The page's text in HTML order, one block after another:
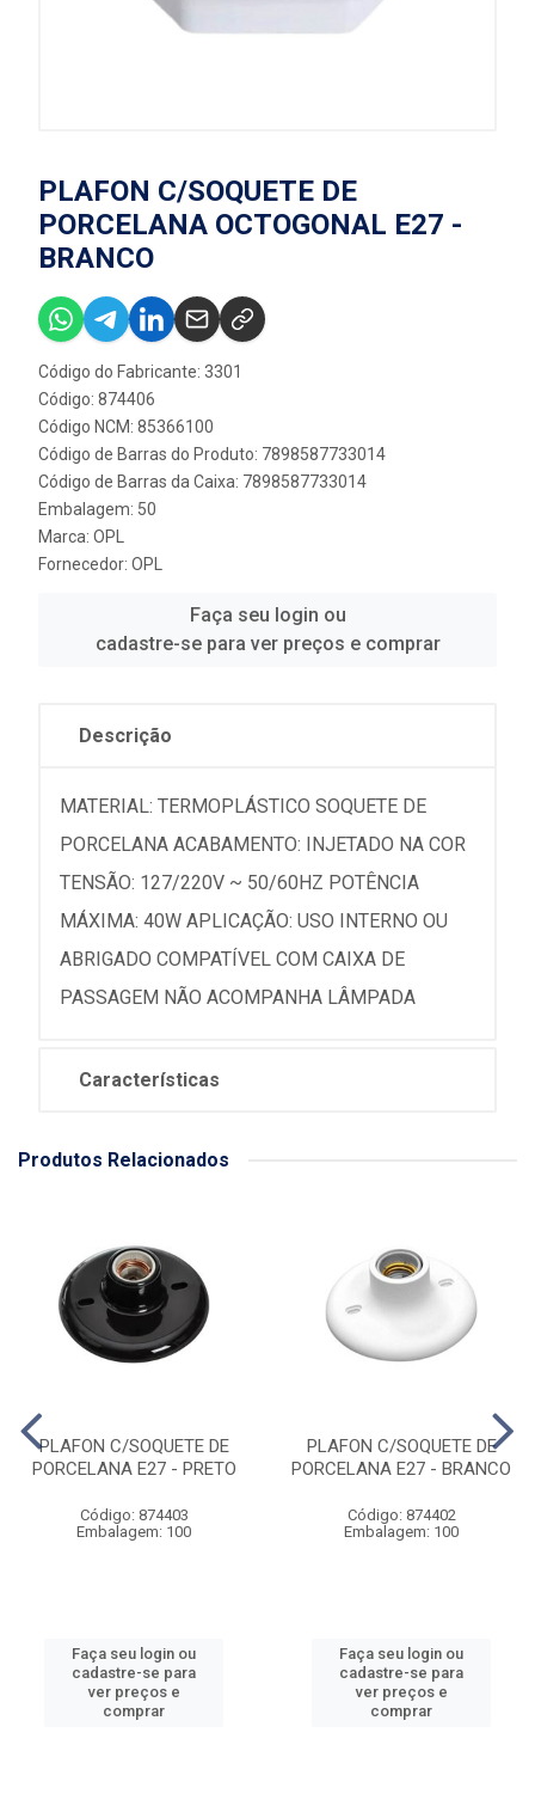
PLAFON C/SOQUETE DE
PORCELANA OCTOGONAL E27 -
BRANCO
Código do Fabricante: 3301
Código: 874406
Código NCM: 85366100
Código de Barras do Produto: 7898587733014
Código de Barras da Caixa: 7898587733014
Embalagem: 50
Marca: OPL
Fornecedor: OPL
Faça seu login ou
cadastre-se para ver preços e comprar
Descrição
MATERIAL: TERMOPLÁSTICO SOQUETE DE
PORCELANA ACABAMENTO: INJETADO NA COR
TENSÃO: 127/220V ~ 50/60HZ POTÊNCIA
MÁXIMA: 40W APLICAÇÃO: USO INTERNO OU
ABRIGADO COMPATÍVEL COM CAIXA DE
PASSAGEM NÃO ACOMPANHA LÂMPADA
Características
Produtos Relacionados
PLAFON C/SOQUETE DE
PORCELANA E27 - PRETO
Código: 874403
Embalagem: 100
Faça seu login ou
cadastre-se para
ver preços e
comprar
PLAFON C/SOQUETE DE
PORCELANA E27 - BRANCO
Código: 874402
Embalagem: 100
Faça seu login ou
cadastre-se para
ver preços e
comprar